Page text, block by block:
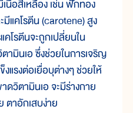
นื้อสีเหลือง เช่น ฟักทอง
แคโรตีน (carotene) สูง
คโรตีนจะถูกเปลี่ยนใน
ามินเอ ซึ่งช่วยในการเจริญ
งแรงต่อเยื่อบุต่างๆ ช่วยให้
ดวิตามินเอ จะมีร่างกาย
ตาอักเสบง่าย